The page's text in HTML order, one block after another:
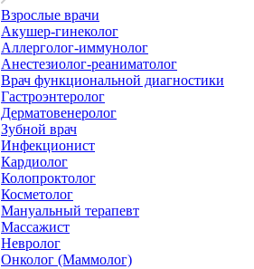
Взрослые врачи
Акушер-гинеколог
Аллерголог-иммунолог
Анестезиолог-реаниматолог
Врач функциональной диагностики
Гастроэнтеролог
Дерматовенеролог
Зубной врач
Инфекционист
Кардиолог
Колопроктолог
Косметолог
Мануальный терапевт
Массажист
Невролог
Онколог (Маммолог)